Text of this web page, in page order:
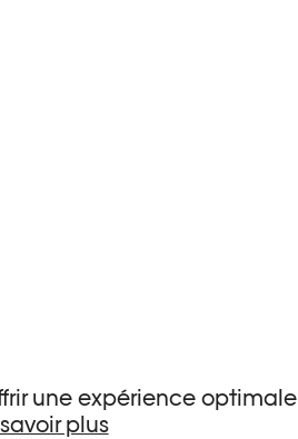
une expérience
plus